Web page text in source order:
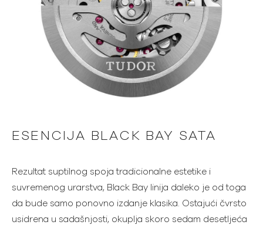
ESENCIJA BLACK BAY SATA
Rezultat suptilnog spoja tradicionalne estetike i
suvremenog urarstva, Black Bay linija daleko je od toga
da bude samo ponovno izdanje klasika. Ostajući čvrsto
usidrena u sadašnjosti, okuplja skoro sedam desetljeća